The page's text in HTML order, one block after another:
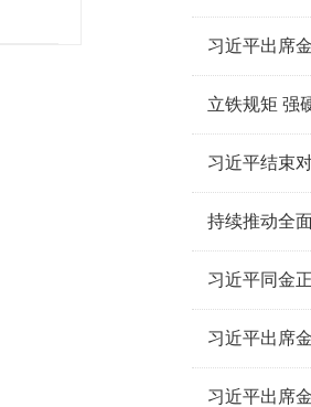
习近平出席
立铁规矩 强
习近平结束
持续推动全
习近平同金
习近平出席
习近平出席